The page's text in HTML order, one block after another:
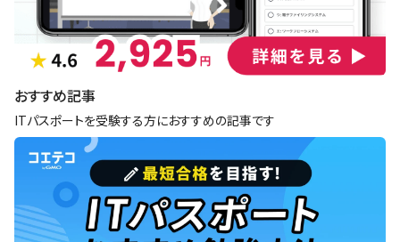
おすすめ記事
ITパスポートを受験する方におすすめの記事です